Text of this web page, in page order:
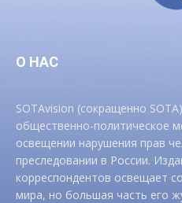
О НАС
SOTAvision (сокращенно
общественно-политическое
освещении нарушения прав
преследовании в России.
корреспондентов освещает
мира, но большая часть его